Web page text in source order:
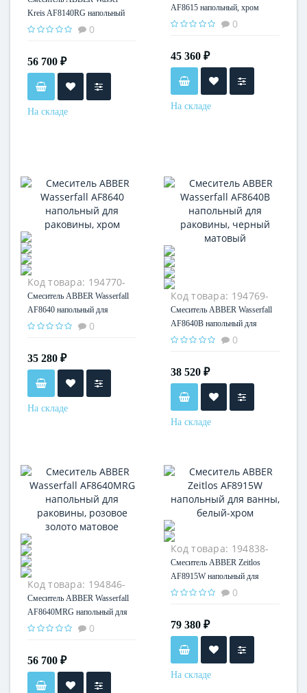
Kreis AF8140RG напольный
для раковины, розовое золото
0
56 700 ₽
На складе
AF8615 напольный, хром
0
45 360 ₽
На складе
Код товара: 194770-
35
Смеситель ABBER Wasserfall
AF8640 напольный для
раковины, хром 0
35 280 ₽
На складе
Код товара: 194769-
35
Смеситель ABBER Wasserfall
AF8640B напольный для
раковины, черный матовый
0
38 520 ₽
На складе
Код товара: 194846-
35
Смеситель ABBER Wasserfall
AF8640MRG напольный для
раковины, розовое золото
0
56 700 ₽
Код товара: 194838-
35
Смеситель ABBER Zeitlos
AF8915W напольный для
ванны, белый-хром
0
79 380 ₽
На складе